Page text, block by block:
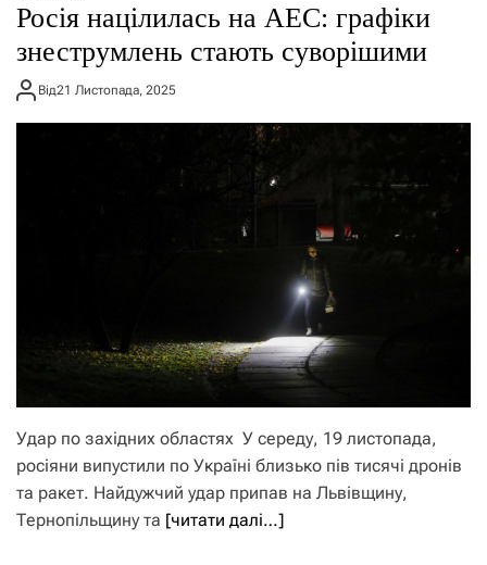
Росія націлилась на АЕС: графіки
знеструмлень стають суворішими
Від21 Листопада, 2025
Удар по західних областях У середу, 19 листопада,
росіяни випустили по Україні близько пів тисячі дронів
та ракет. Найдужчий удар припав на Львівщину,
Тернопільщину та [читати далі…]